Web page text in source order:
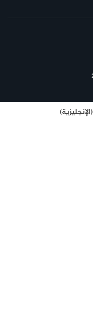
(الإنجليزية)